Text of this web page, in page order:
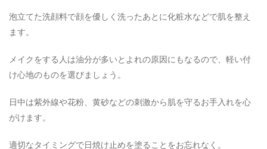
泡立てた洗顔料で顔を優しく洗ったあとに化粧水などで肌を整え
ます。
メイクをする人は油分が多いとよれの原因にもなるので、軽い付
け心地のものを選びましょう。
日中は紫外線や花粉、黄砂などの刺激から肌を守るお手入れを心
がけます。
適切なタイミングで日焼け止めを塗ることをお忘れなく。